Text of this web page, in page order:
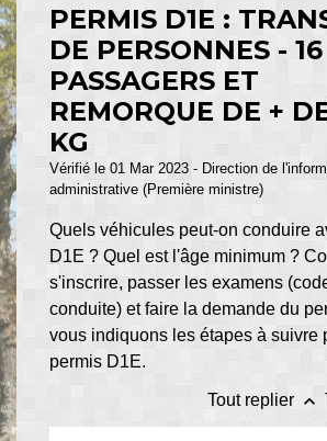
PERMIS D1E :
DE PERSONNES - 16
PASSAGERS ET
REMORQUE DE +
KG
Vérifié le 01 Mar 2023 - Direction de
administrative (Première ministre)
Quels véhicules peut-on conduire
D1E ? Quel est l'âge minimum ?
s'inscrire, passer les examens
conduite) et faire la demande du
vous indiquons les étapes à suivre
permis D1E.
Tout replier keyboard_arrow_up